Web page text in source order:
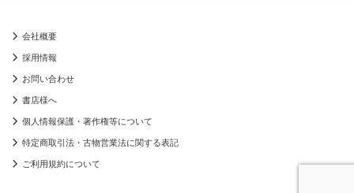
会社概要
採用情報
お問い合わせ
書店様へ
個人情報保護・著作権等について
特定商取引法・古物営業法に関する表記
ご利用規約について